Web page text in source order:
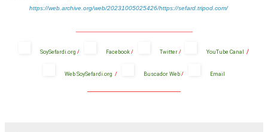
https://web.archive.org/web/20231005025426/https://sefard.tripod.com/
SoySefardi.org / Facebook / Twitter/ YouTube Canal /
Web SoySefardi.org / Buscador Web / Email